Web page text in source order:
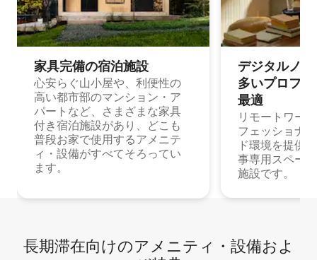
家具完備の宿⁠泊⁠施⁠設
心安らぐ山小屋や、利便性の
高い都市部のマンション・ア
パートなど、さまざまな家具
付き宿泊施設があり、どこも
普段お家で使用するアメニテ
ィ・設備がすべてそろってい
ます。
デジタルノ
多⁠いプ⁠ロ⁠フ⁠
最⁠適
リモートワー
フェッショナ
ド環境を提供
事専用スペー
施設です。
長期滞在向け⁠のア⁠メ⁠ニ⁠テ⁠ィ⁠・設⁠備⁠およ